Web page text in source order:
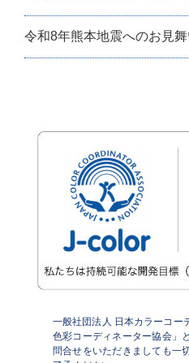
令和8年熊本地震へのお見舞
一般社団法人 日本カラーコー
色彩コーディネーター協会」
問合せをいただきましても一